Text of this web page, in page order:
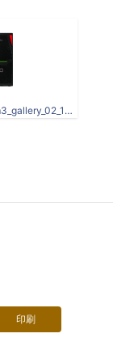
solution_tx1310m3_gallery_02_1000.png
印刷